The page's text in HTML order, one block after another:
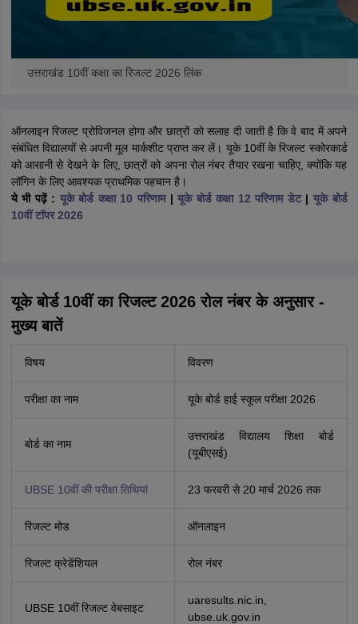
उत्तराखंड 10वीं कक्षा का रिजल्ट 2026 लिंक
ऑनलाइन रिजल्ट प्रोविजनल होगा और छात्रों को सलाह दी जाती है कि वे बाद में अपने
संबंधित विद्यालयों से अपनी मूल मार्कशीट प्राप्त कर लें। यूके 10वीं के रिजल्ट स्कोरकार्ड
को आसानी से देखने के लिए, छात्रों को अपना रोल नंबर तैयार रखना चाहिए, क्योंकि यह
लॉगिन के लिए आवश्यक प्राथमिक पहचान है।
ये भी पढ़ें : यूके बोर्ड कक्षा 10 परिणाम|यूके बोर्ड कक्षा 12 परिणाम डेट| यूके बोर्ड
10वीं टॉपर 2026
यूके बोर्ड 10वीं का रिजल्ट 2026 रोल नंबर के अनुसार -
मुख्य बातें
विषय विवरण
परीक्षा का नाम यूके बोर्ड हाई स्कूल परीक्षा 2026
बोर्ड का नाम
उत्तराखंड विद्यालय शिक्षा बोर्ड
(यूबीएसई)
UBSE 10वीं की परीक्षा तिथियां 23 फरवरी से 20 मार्च 2026 तक
रिजल्ट मोड ऑनलाइन
रिजल्ट क्रेडेंशियल रोल नंबर
UBSE 10वीं रिजल्ट वेबसाइट
uaresults.nic.in,
ubse.uk.gov.in